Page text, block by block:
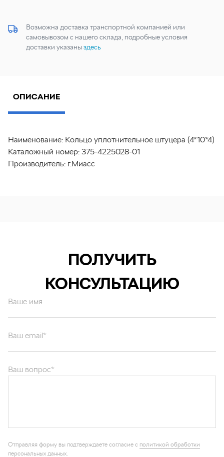
Возможна доставка транспортной компанией или
самовывозом с нашего склада, подробные условия
доставки указаныздесь
ОПИСАНИЕ
Наименование: Кольцо уплотнительное штуцера (4*10*4)
Каталожный номер: 375-4225028-01
Производитель: г.Миасс
ПОЛУЧИТЬ
КОНСУЛЬТАЦИЮ
Ваше имя
персональных данных
Каталог запчастей